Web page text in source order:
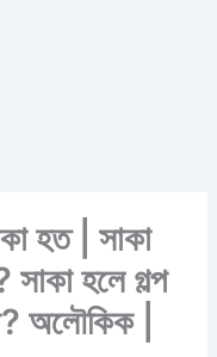
হত | সাকা
হলে গল্প
অলৌকিক |